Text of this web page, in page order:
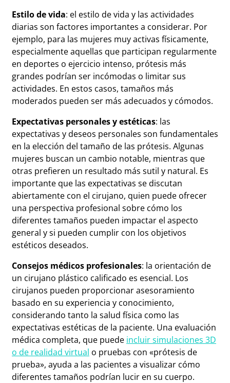
Estilo de vida: el estilo de vida y las actividades
diarias son factores importantes a considerar. Por
ejemplo, para las mujeres muy activas físicamente,
especialmente aquellas que participan regularmente
en deportes o ejercicio intenso, prótesis más
grandes podrían ser incómodas o limitar sus
actividades. En estos casos, tamaños más
moderados pueden ser más adecuados y cómodos.
Expectativas personales y estéticas: las
expectativas y deseos personales son fundamentales
en la elección del tamaño de las prótesis. Algunas
mujeres buscan un cambio notable, mientras que
otras prefieren un resultado más sutil y natural. Es
importante que las expectativas se discutan
abiertamente con el cirujano, quien puede ofrecer
una perspectiva profesional sobre cómo los
diferentes tamaños pueden impactar el aspecto
general y si pueden cumplir con los objetivos
estéticos deseados.
Consejos médicos profesionales: la orientación de
un cirujano plástico calificado es esencial. Los
cirujanos pueden proporcionar asesoramiento
basado en su experiencia y conocimiento,
considerando tanto la salud física como las
expectativas estéticas de la paciente. Una evaluación
médica completa, que puede incluir simulaciones 3D
o de realidad virtual o pruebas con «prótesis de
prueba», ayuda a las pacientes a visualizar cómo
diferentes tamaños podrían lucir en su cuerpo.